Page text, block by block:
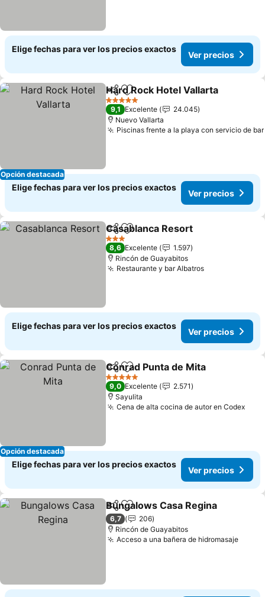
Elige fechas para ver los precios exactos
Ver precios
Opción destacada
CompartirAgregar a favoritos
Hard Rock Hotel Vallarta
5 Estrellas
9,1 Excelente
24.045
Nuevo Vallarta
Piscinas frente a la playa con servicio de bar
Elige fechas para ver los precios exactos
Ver precios
CompartirAgregar a favoritos
Casablanca Resort
3 Estrellas
8,6 Excelente
1.597
Rincón de Guayabitos
Restaurante y bar AlbatrosVer precios
Elige fechas para ver los precios exactos
Ver precios
Opción destacada
CompartirAgregar a favoritos
Conrad Punta de Mita
5 Estrellas
9,0 Excelente
2.571
Sayulita
Cena de alta cocina de autor en CodexVer
Elige fechas para ver los precios exactos
Ver precios
CompartirAgregar a favoritos
Bungalows Casa Regina
6,7
206
Rincón de Guayabitos
Acceso a una bañera de hidromasajeVer